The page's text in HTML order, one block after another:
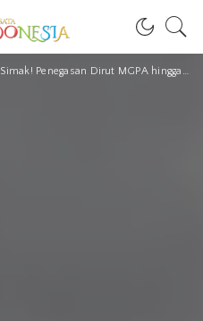
Simak! Penegasan Dirut MGPA hingga Jadwal Siaran Langsung WSBK Mandalika di Seri Terakhir Musim 2021